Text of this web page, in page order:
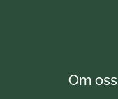
Om oss